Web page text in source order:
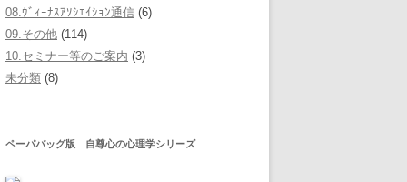
08.ｳﾞｨｰﾅｽｱｿｼｴｲｼｮﾝ通信 (6)
09.その他 (114)
10.セミナー等のご案内 (3)
未分類 (8)
ペーパバッグ版 自尊心の心理学シリーズ